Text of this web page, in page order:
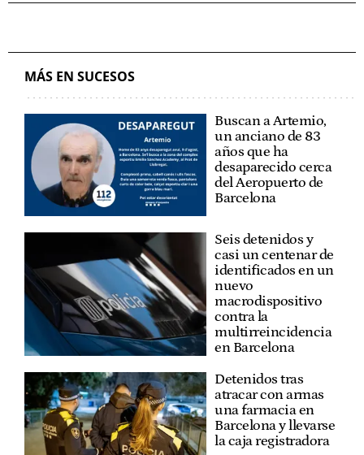
MÁS EN SUCESOS
Buscan a Artemio,
un anciano de 83
años que ha
desaparecido cerca
del Aeropuerto de
Barcelona
Seis detenidos y
casi un centenar de
identificados en un
nuevo
macrodispositivo
contra la
multirreincidencia
en Barcelona
Detenidos tras
atracar con armas
una farmacia en
Barcelona y llevarse
la caja registradora